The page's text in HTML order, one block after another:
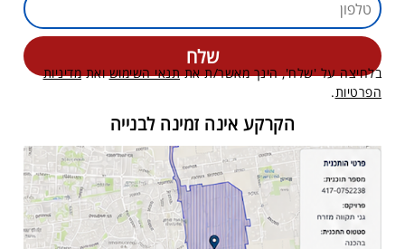
בלחיצה על 'שלח', הינך מאשר/ת אתתנאי השימושואתמדיניות
הפרטיות.
הקרקע אינה זמינה לבנייה